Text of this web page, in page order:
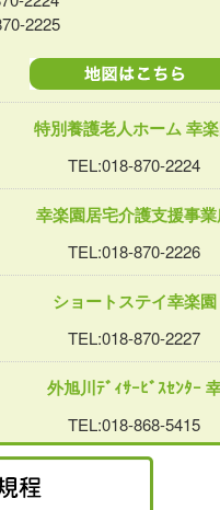
2225
特別養護老人ホーム 幸楽
TEL:018-870-2224
幸楽園居宅介護支援事業
TEL:018-870-2226
ショートステイ幸楽園
TEL:018-870-2227
外旭川ﾃﾞｨｻｰﾋﾞｽｾﾝﾀｰ
TEL:018-868-5415